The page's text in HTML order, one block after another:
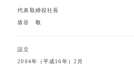
代表取締役社長
坂谷 敬
設立
2004年（平成16年）2月